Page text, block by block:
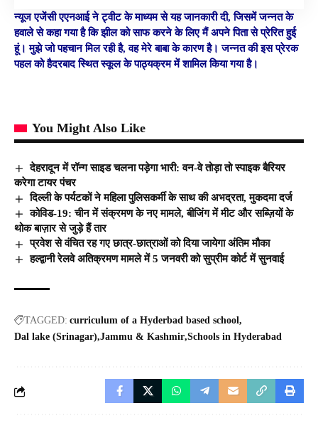
न्यूज एजेंसी एएनआई ने ट्वीट के माध्यम से यह जानकारी दी, जिसमें जन्नत के
हवाले से कहा गया है कि झील को साफ करने के लिएमैं अपने पिता सेप्रेरित हुई
हूं। मुझे जो पहचान मिल रही है, वह मेरे बाबा के कारण है। जन्नत की इस प्रेरक
पहल को हैदरबाद स्थित स्कूल के पाठ्यक्रम में शामिल किया गया है।
You Might Also Like
देहरादून में रॉन्ग साइड चलना पड़ेगा भारी: वन-वे तोड़ा तो स्पाइक बैरियर
करेगा टायर पंचर
दिल्ली के पर्यटकों ने महिला पुलिसकर्मी के साथ की अभद्रता, मुकदमा दर्ज
कोविड-19: चीन में संक्रमण के नए मामले, बीजिंग में मीट और सब्ज़ियों के
थोक बाज़ार से जुड़े हैं तार
प्रवेश से वंचित रह गए छात्र-छात्राओं को दिया जायेगा अंतिम मौका
हल्द्वानी रेलवे अतिक्रमण मामले में 5 जनवरी को सुप्रीम कोर्ट में सुनवाई
TAGGED: curriculum of a Hyderbad based school
Dal lake (Srinagar) Jammu & Kashmir Schools in Hyderabad